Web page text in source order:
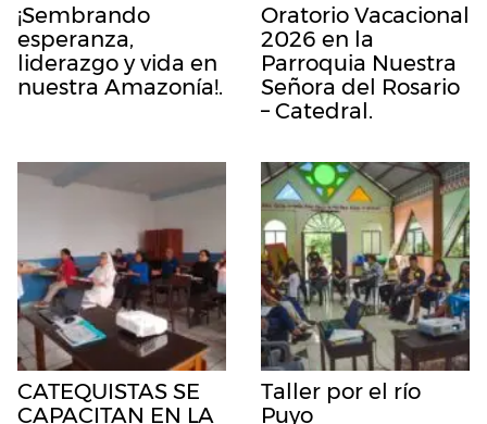
¡Sembrando
esperanza,
liderazgo y vida en
nuestra Amazonía!.
Oratorio Vacacional
2026 en la
Parroquia Nuestra
Señora del Rosario
– Catedral.
CATEQUISTAS SE
CAPACITAN EN LA
Taller por el río
Puyo